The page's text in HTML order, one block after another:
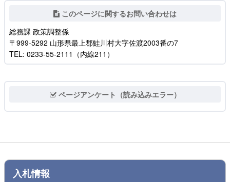
このページに関するお問い合わせは
総務課 政策調整係
〒999-5292 山形県最上郡鮭川村大字佐渡2003番の7
TEL: 0233-55-2111（内線211）
ページアンケート（読み込みエラー）
入札情報